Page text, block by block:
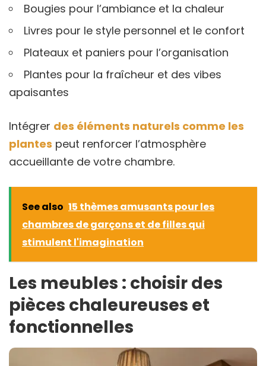
Bougies pour l’ambiance et la chaleur
Livres pour le style personnel et le confort
Plateaux et paniers pour l’organisation
Plantes pour la fraîcheur et des vibes
apaisantes
Intégrer des éléments naturels comme les
plantes peut renforcer l’atmosphère
accueillante de votre chambre.
See also 15 thèmes amusants pour les
chambres de garçons et de filles qui
stimulent l'imagination
Les meubles : choisir des
pièces chaleureuses et
fonctionnelles